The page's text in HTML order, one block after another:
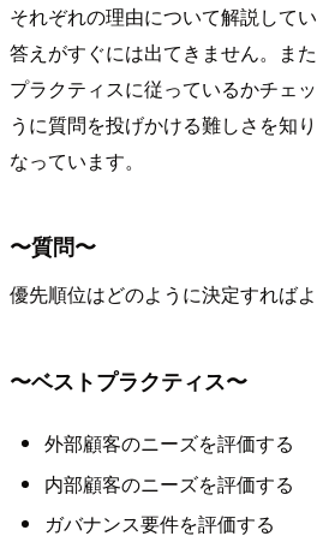
それぞれの理由について解説して
答えがすぐには出てきません。ま
プラクティスに従っているかチェ
うに質問を投げかける難しさを知
なっています。
〜質問〜
優先順位はどのように決定すれば
〜ベストプラクティス〜
外部顧客のニーズを評価する
内部顧客のニーズを評価する
ガバナンス要件を評価する